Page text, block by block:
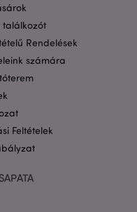
találkozót
Rendelések
számára
Feltételek
Google